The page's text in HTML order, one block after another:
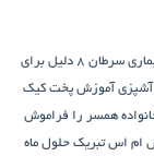
8 دلیل برای
آشپزی آموزش پخت کیک
همسر را فراموش
ام اس تبریک حلول ماه